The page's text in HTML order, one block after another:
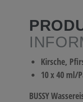
Kirsche,
10 x 40 ml/
BUSSY